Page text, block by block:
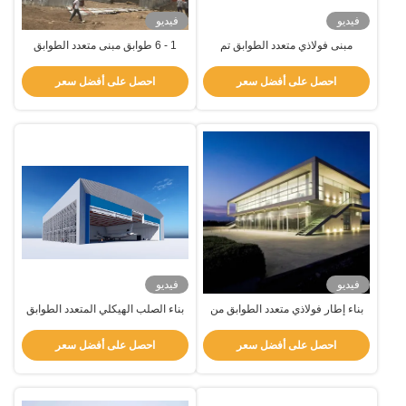
فيديو
مبنى فولاذي متعدد الطوابق تم
احصل على أفضل سعر
فيديو
1 - 6 طوابق مبنى متعدد الطوابق
احصل على أفضل سعر
فيديو
بناء إطار فولاذي متعدد الطوابق من
احصل على أفضل سعر
فيديو
بناء الصلب الهيكلي المتعدد الطوابق
احصل على أفضل سعر